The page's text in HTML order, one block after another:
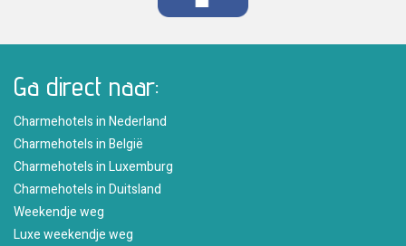
Ga direct naar:
Charmehotels in Nederland
Charmehotels in België
Charmehotels in Luxemburg
Charmehotels in Duitsland
Weekendje weg
Luxe weekendje weg